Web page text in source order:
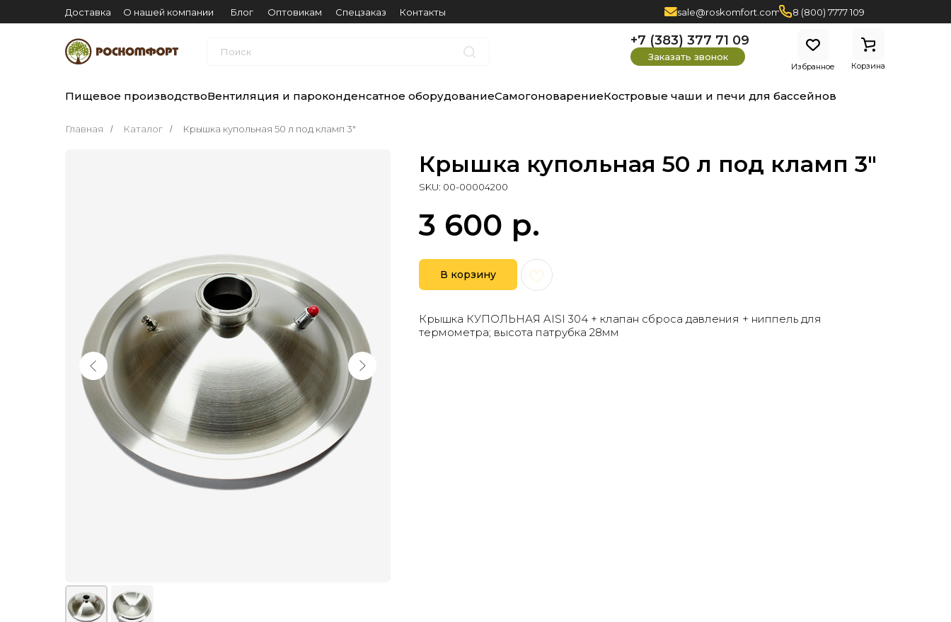
Доставка О нашей компании Блог Оптовикам Спецзаказ Контакты sale@roskomfort.com 8 (800) 7777 109
Корзина
Избранное
Поиск
+7 (383) 377 71 09
Заказать звонок
Пищевое производствоВентиляция и пароконденсатное оборудованиеСамогоноварениеКостровые чаши и печи для бассейнов
Главная / Каталог / Крышка купольная 50 л под кламп 3"
Крышка купольная 50 л под кламп 3"
SKU: 00-00004200
3 600 р.
В корзину
Крышка КУПОЛЬНАЯ AISI 304 + клапан сброса давления + ниппель для
термометра; высота патрубка 28мм